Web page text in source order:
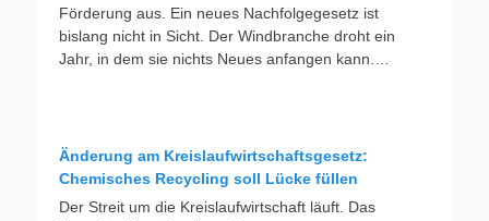
Förderung aus. Ein neues Nachfolgegesetz ist
bislang nicht in Sicht. Der Windbranche droht ein
Jahr, in dem sie nichts Neues anfangen kann.
schneller. Die Halbjahresbilanz der Branche bestätigt
dieses Muster: So viele Windräder wie nie zuvor
Änderung am Kreislaufwirtschaftsgesetz:
Chemisches Recycling soll Lücke füllen
Der Streit um die Kreislaufwirtschaft läuft. Das